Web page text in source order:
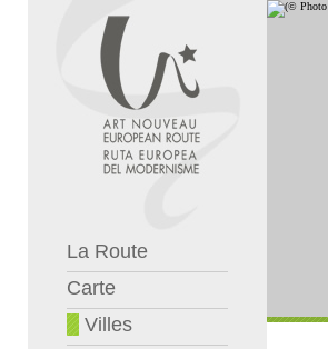
La Route
Carte
Villes